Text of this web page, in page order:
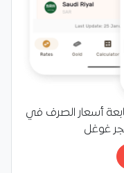
أسعار الصرف في
غوغل